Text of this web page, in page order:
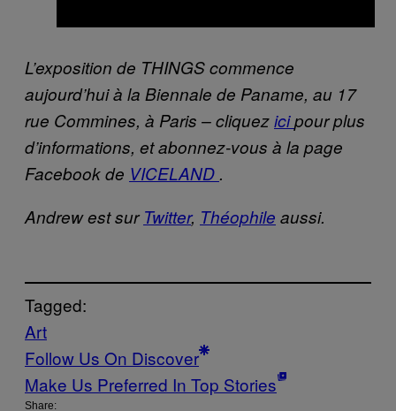
L’exposition de THINGS commence
aujourd’hui à la Biennale de Paname, au 17
rue Commines, à Paris – cliquezicipour plus
d’informations, et abonnez-vous à la page
Facebook de VICELAND .
Andrew est surTwitter, Théophile aussi.
Tagged:
Art
Follow Us On Discover
Make Us Preferred In Top Stories
Share: